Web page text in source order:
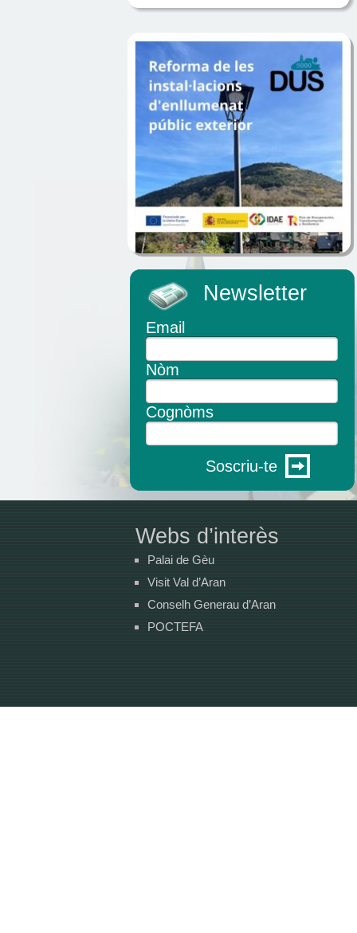
Newsletter
Email
Nòm
Cognòms
Soscriu-te
Webs d’interès
Palai de Gèu
Visit Val d’Aran
Conselh Generau d’Aran
POCTEFA